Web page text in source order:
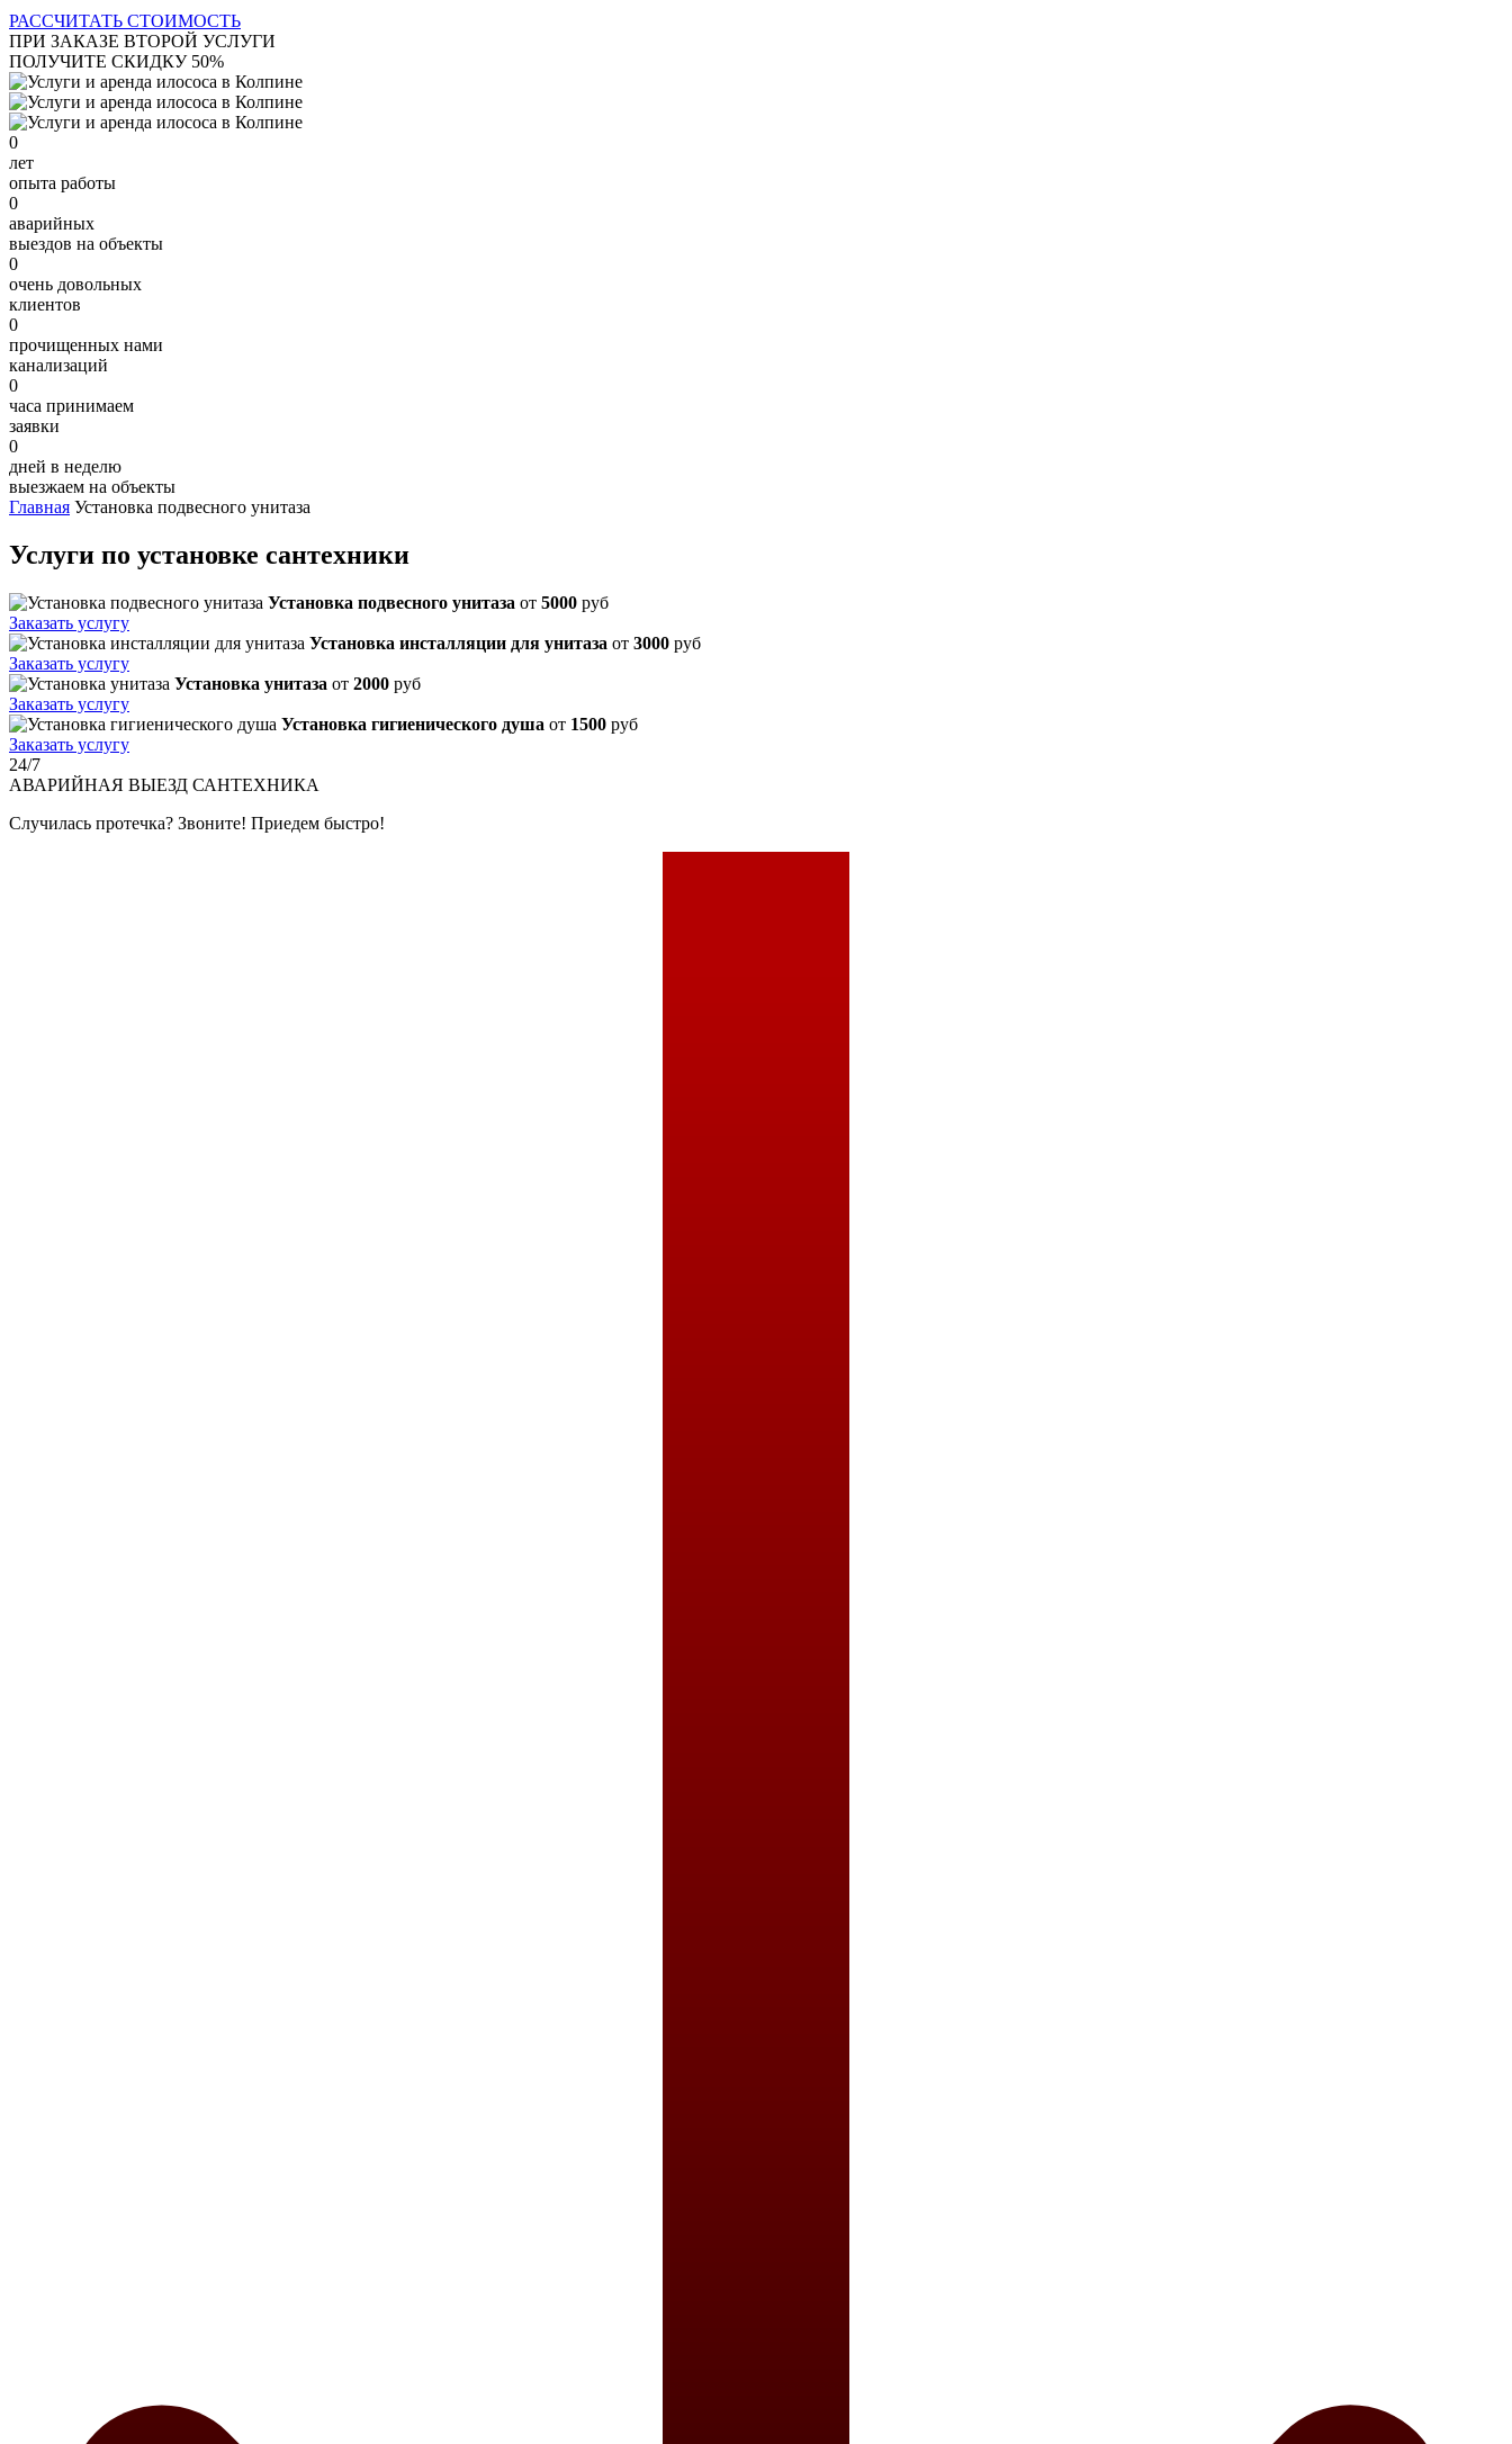
РАССЧИТАТЬ СТОИМОСТЬ
ПРИ ЗАКАЗЕ ВТОРОЙ УСЛУГИ
ПОЛУЧИТЕ СКИДКУ 50%
0
лет
опыта работы
0
аварийных
выездов на объекты
0
очень довольных
клиентов
0
прочищенных нами
канализаций
0
часа принимаем
заявки
0
дней в неделю
выезжаем на объекты
Главная Установка подвесного унитаза
Услуги по установке сантехники
Установка подвесного унитаза от 5000 руб
Заказать услугу
Установка инсталляции для унитаза от 3000 руб
Заказать услугу
Установка унитаза от 2000 руб
Заказать услугу
Установка гигиенического душа от 1500 руб
Заказать услугу
24/7
АВАРИЙНАЯ ВЫЕЗД САНТЕХНИКА
Случилась протечка? Звоните! Приедем быстро!